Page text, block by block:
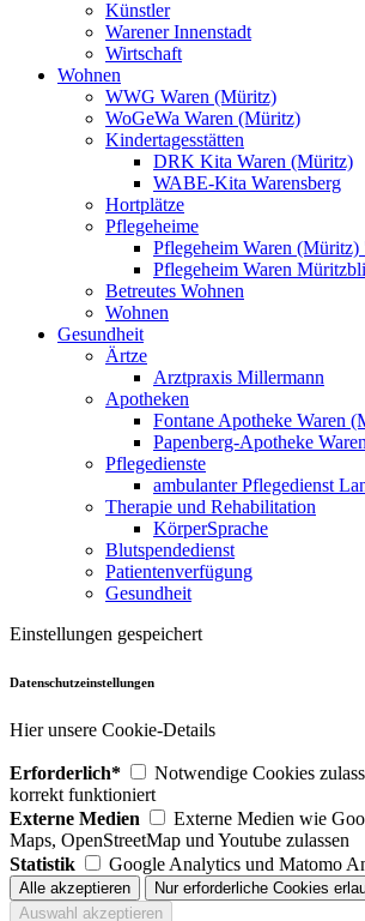
Künstler
Warener Innenstadt
Wirtschaft
Wohnen
WWG Waren (Müritz)
WoGeWa Waren (Müritz)
Kindertagesstätten
DRK Kita Waren (Müritz)
WABE-Kita Warensberg
Hortplätze
Pflegeheime
Pflegeheim Waren
Pflegeheim Waren
Betreutes Wohnen
Wohnen
Gesundheit
Ärtze
Arztpraxis Millermann
Apotheken
Fontane Apotheke Waren
Papenberg-Apotheke
Pflegedienste
ambulanter Pflegedienst
Therapie und Rehabilitation
KörperSprache
Blutspendedienst
Patientenverfügung
Gesundheit
Einstellungen gespeichert
Datenschutzeinstellungen
Hier unsere Cookie-Details
Erforderlich*
Notwendige Cookies
korrekt funktioniert
Externe Medien
Externe Medien wie
Maps, OpenStreetMap und Youtube zulassen
Statistik
Google Analytics und Matomo